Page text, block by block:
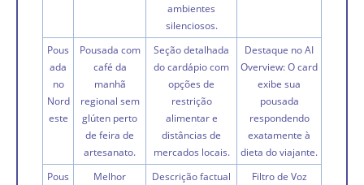
ambientes
silenciosos.
Pous
ada
no
Nord
este
Pousada com
café da
manhã
regional sem
glúten perto
de feira de
artesanato.
Seção detalhada
do cardápio com
opções de
restrição
alimentar e
distâncias de
mercados locais.
Destaque no AI
Overview: O card
exibe sua
pousada
respondendo
exatamente à
dieta do viajante.
Pous
Melhor
Descrição factual
Filtro de Voz